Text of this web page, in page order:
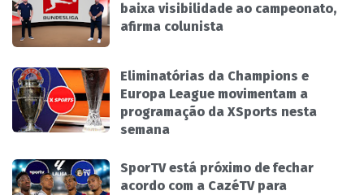
baixa visibilidade ao campeonato,
afirma colunista
Eliminatórias da Champions e
Europa League movimentam a
programação da XSports nesta
semana
SporTV está próximo de fechar
acordo com a CazéTV para